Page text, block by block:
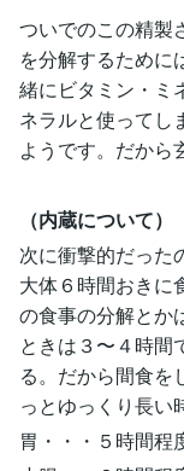
ついでのこの精製
を分解するために
緒にビタミン・ミ
ネラルと使ってし
ようです。だから
（内蔵について）
次に衝撃的だった
大体６時間おきに
の食事の分解とか
ときは３〜４時間
る。だから間食を
っとゆっくり長い
胃・・・５時間程